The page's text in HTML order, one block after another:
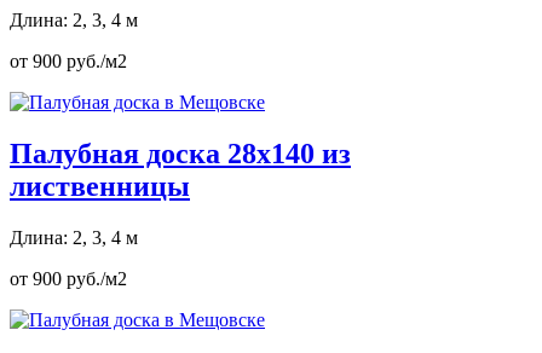
Длина: 2, 3, 4 м
от 900 руб./м2
Палубная доска 28х140 из
лиственницы
Длина: 2, 3, 4 м
от 900 руб./м2